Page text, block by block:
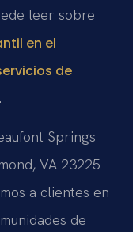
leer sobre
en el
de
.
Springs
VA 23225
a clientes en
de